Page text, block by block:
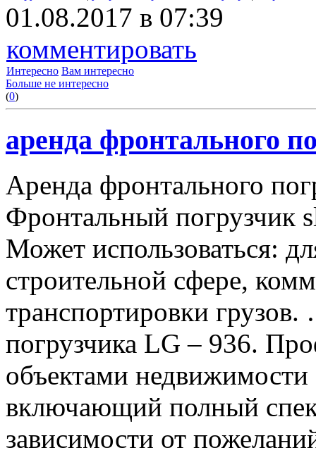
01.08.2017 в 07:39
комментировать
Интересно Вам интересно
Больше не интересно
(0)
аренда фронтального
Аренда фронтального
Фронтальный погрузчик
Может использоваться:
строительной сфере,
транспортировки
погрузчика LG – 936.
объектами
включающий полный
зависимости от